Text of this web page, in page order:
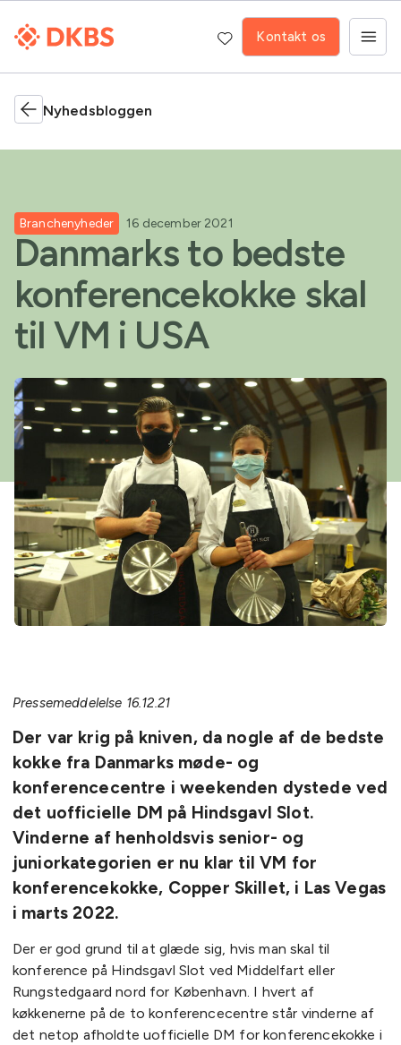
Kontakt os
Nyhedsbloggen
Branchenyheder 16 december 2021
Danmarks to bedste
konferencekokke skal
til VM i USA
Pressemeddelelse 16.12.21
Der var krig på kniven, da nogle af de bedste
kokke fra Danmarks møde- og
konferencecentre i weekenden dystede ved
det uofficielle DM på Hindsgavl Slot.
Vinderne af henholdsvis senior- og
juniorkategorien er nu klar til VM for
konferencekokke, Copper Skillet, i Las Vegas
i marts 2022.
Der er god grund til at glæde sig, hvis man skal til
konference på Hindsgavl Slot ved Middelfart eller
Rungstedgaard nord for København. I hvert af
køkkenerne på de to konferencecentre står vinderne af
det netop afholdte uofficielle DM for konferencekokke i